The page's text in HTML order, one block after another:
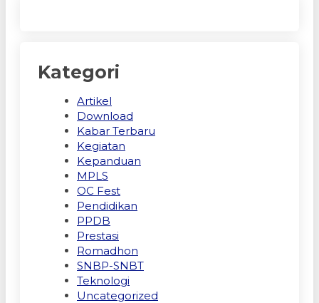
Kategori
Artikel
Download
Kabar Terbaru
Kegiatan
Kepanduan
MPLS
OC Fest
Pendidikan
PPDB
Prestasi
Romadhon
SNBP-SNBT
Teknologi
Uncategorized